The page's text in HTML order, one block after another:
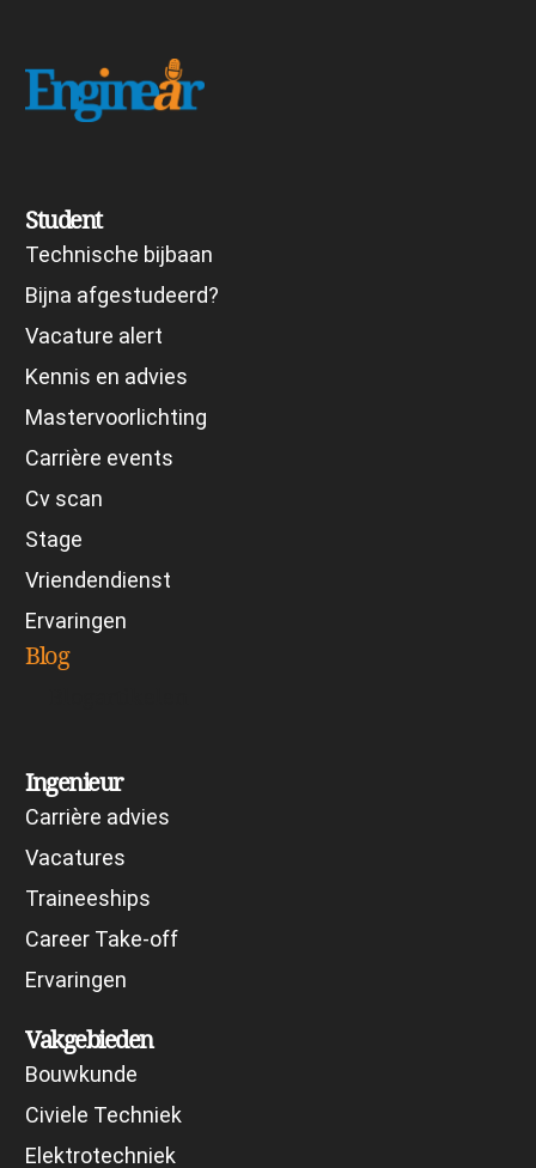
Student
Technische bijbaan
Bijna afgestudeerd?
Vacature alert
Kennis en advies
Mastervoorlichting
Carrière events
Cv scan
Stage
Vriendendienst
Ervaringen
Blog
Ingenieur
Carrière advies
Vacatures
Traineeships
Career Take-off
Ervaringen
Vakgebieden
Bouwkunde
Civiele Techniek
Elektrotechniek